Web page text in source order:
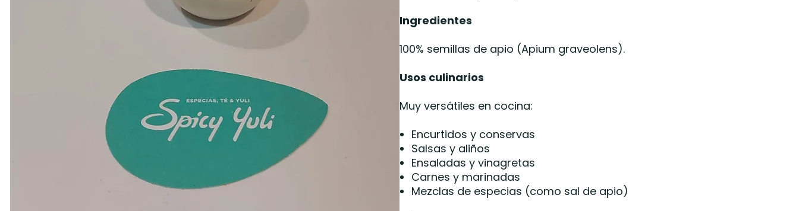
Ingredientes
100% semillas de apio (Apium graveolens).
Usos culinarios
Muy versátiles en cocina:
Encurtidos y conservas
Salsas y aliños
Ensaladas y vinagretas
Carnes y marinadas
Mezclas de especias (como sal de apio)